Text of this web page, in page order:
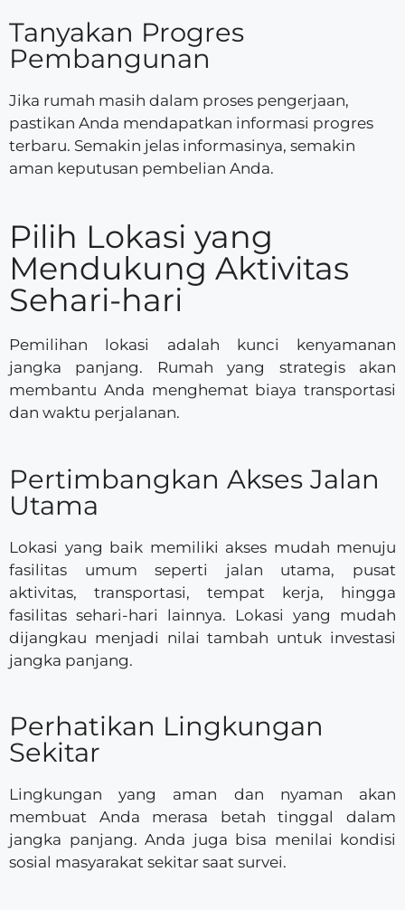
Tanyakan Progres
Pembangunan
Jika rumah masih dalam proses pengerjaan,
pastikan Anda mendapatkan informasi progres
terbaru. Semakin jelas informasinya, semakin
aman keputusan pembelian Anda.
Pilih Lokasi yang
Mendukung Aktivitas
Sehari-hari
Pemilihan lokasi adalah kunci kenyamanan
jangka panjang. Rumah yang strategis akan
membantu Anda menghemat biaya transportasi
dan waktu perjalanan.
Pertimbangkan Akses Jalan
Utama
Lokasi yang baik memiliki akses mudah menuju
fasilitas umum seperti jalan utama, pusat
aktivitas, transportasi, tempat kerja, hingga
fasilitas sehari-hari lainnya. Lokasi yang mudah
dijangkau menjadi nilai tambah untuk investasi
jangka panjang.
Perhatikan Lingkungan
Sekitar
Lingkungan yang aman dan nyaman akan
membuat Anda merasa betah tinggal dalam
jangka panjang. Anda juga bisa menilai kondisi
sosial masyarakat sekitar saat survei.